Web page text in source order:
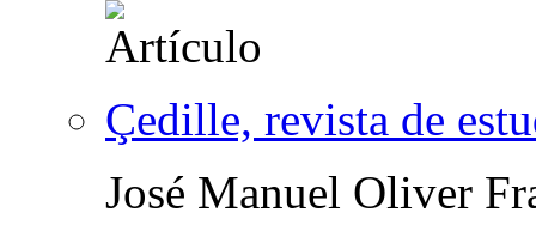
Çedille, revista de
José Manuel Oliver